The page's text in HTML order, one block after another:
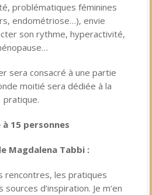
problématiques féminines
endométriose…), envie
son rythme, hyperactivité,
sera consacré à une partie
moitié sera dédiée à la
pratique.
15 personnes
Magdalena Tabbi :
rencontres, les pratiques
d’inspiration. Je m‘en